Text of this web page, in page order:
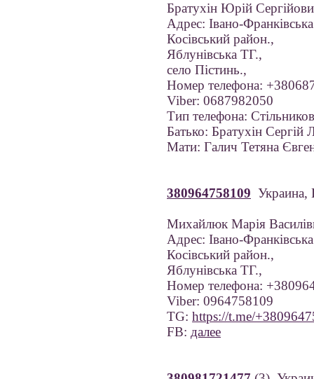
Братухін Юрій
Адрес: Івано-
Косівський район.,
Яблунівська ТГ.,
село Пістинь.,
Номер телефона:
Viber: 0687982050
Тип телефона:
Батько: Братухін Сергій
Мати: Галич Тетяна
380964758109
Михайлюк Марія
Адрес: Івано-
Косівський район.,
Яблунівська ТГ.,
Номер телефона:
Viber: 0964758109
TG: https://t.me/
FB: далее